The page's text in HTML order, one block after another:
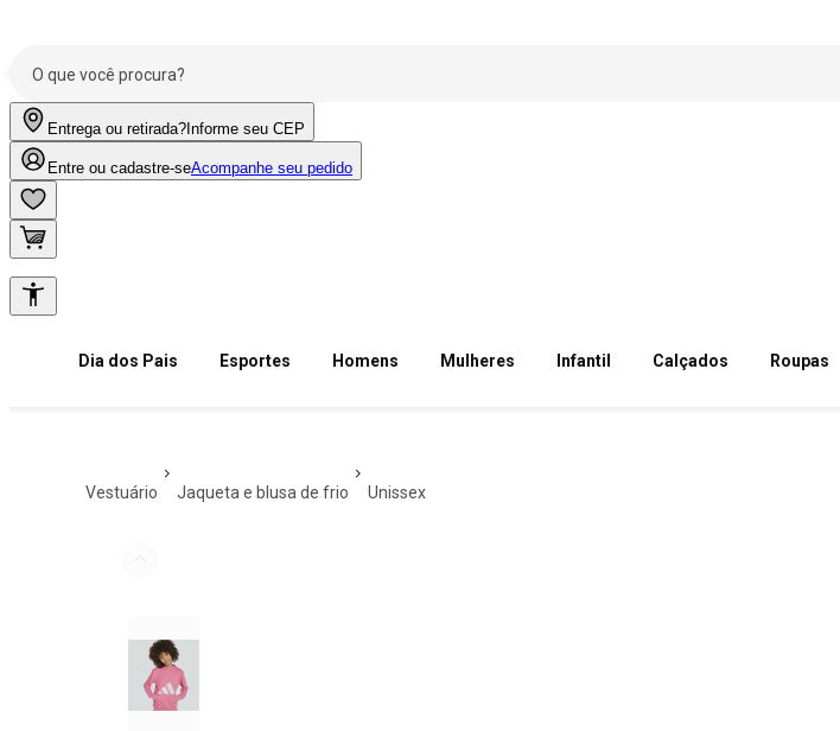
Entrega ou retirada? Informe seu CEP
Entre ou cadastre-seAcompanhe seu pedido
Dia dos Pais Esportes Homens Mulheres Infantil Calçados Roupas
vestuário jaqueta e blusa de frio unissex